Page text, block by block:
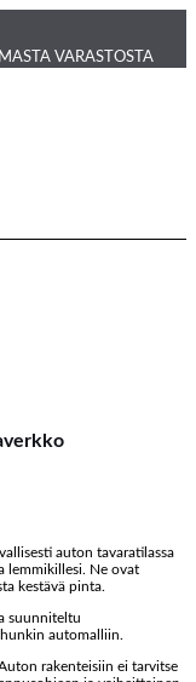
VARASTOSTA
auton tavaratilassa
lemmikillesi. Ne ovat
kestävä pinta.
suunniteltu
automalliin.
rakenteisiin ei tarvitse